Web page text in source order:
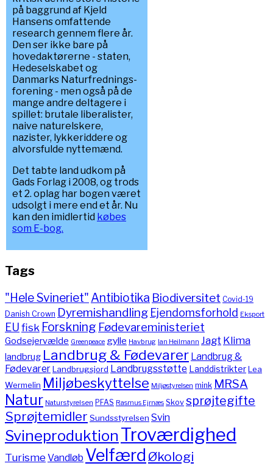
på baggrund af Kjeld
Hansens omfattende
research gennem flere år.
Den ser ikke bare på
hovedaktørerne - staten,
Hedeselskabet og
Danmarks Naturfrednings-
forening - men også på de
mange andre deltagere i
spillet: brutale liberalister,
naive naturelskere,
nazister, lykkeriddere og
alvorsfulde nyttemænd.
Det tabte land udkom på
Gads Forlag i 2008, og trods
et 2. oplag har bogen været
udsolgt i mere end et år. Nu
kan den imidlertid købes
som E-bog.
Tags
"Hele Svineriet" Antibiotika Biodiversitet Covid-19
Danish Crown Dyremishandling Ejendomsforhold Eksport
EUfisk Forskning Fødevareministeriet
Godsejervælde Greenpeace gylle Havbrug Ian Heilmann Jagt Klima
landbrug Landbrug & Fødevarer Landbrug &
FødevarerLandbrugsjord Landbrugsstøtte LanddistrikterLea
Wermelin Miljøbeskyttelse Miljøstyrelsen mink MRSA
Natur Naturstyrelsen PFAS Rasmus Ejrnæs Skov sprøjtegifte
Sprøjtemidler Sundsstyrelsen Svin
Svineproduktion Troværdighed
TurismeVandløb Velfærd Økologi